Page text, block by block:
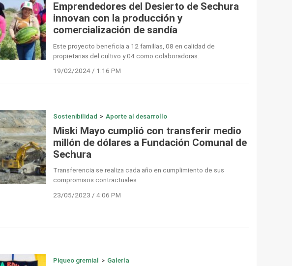
Emprendedores del Desierto de Sechura
innovan con la producción y
comercialización de sandía
Este proyecto beneficia a 12 familias, 08 en calidad de
propietarias del cultivo y 04 como colaboradoras.
19/02/2024 / 1:16 PM
Sostenibilidad > Aporte al desarrollo
Miski Mayo cumplió con transferir medio
millón de dólares a Fundación Comunal de
Sechura
Transferencia se realiza cada año en cumplimiento de sus
compromisos contractuales.
23/05/2023 / 4:06 PM
Piqueo gremial > Galería